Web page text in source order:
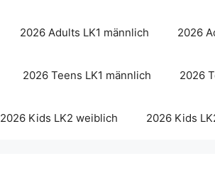
2026 Adults LK1 männlich 2026
2026 Teens LK1 männlich 2026
2026 Kids LK2 weiblich 2026 Kids